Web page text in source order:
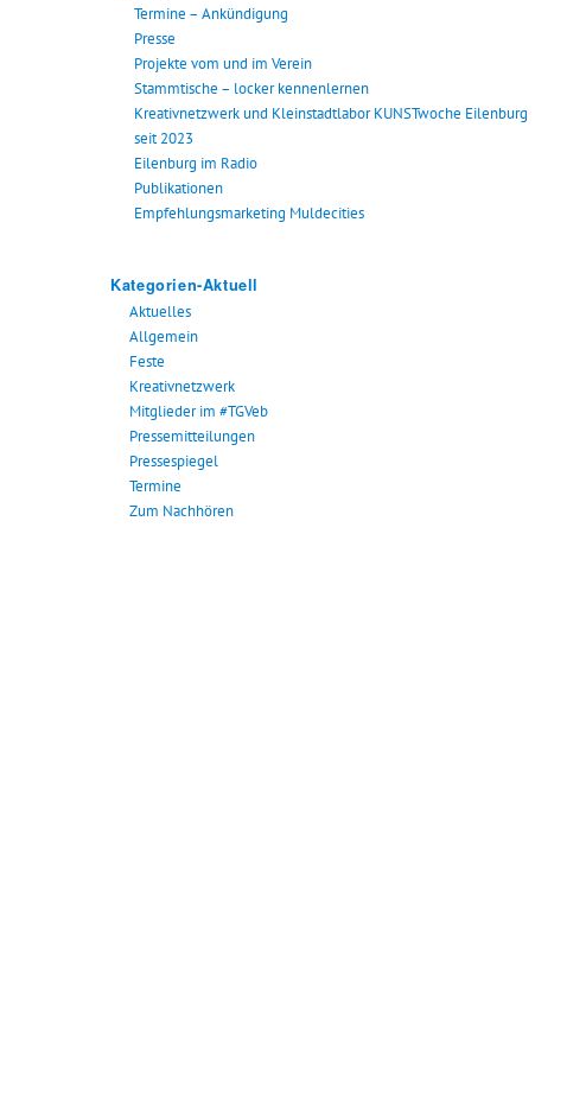
Termine – Ankündigung
Presse
Projekte vom und im Verein
Stammtische – locker kennenlernen
Kreativnetzwerk und Kleinstadtlabor KUNSTwoche Eilenburg
seit 2023
Eilenburg im Radio
Publikationen
Empfehlungsmarketing Muldecities
Kategorien-Aktuell
Aktuelles
Allgemein
Feste
Kreativnetzwerk
Mitglieder im #TGVeb
Pressemitteilungen
Pressespiegel
Termine
Zum Nachhören